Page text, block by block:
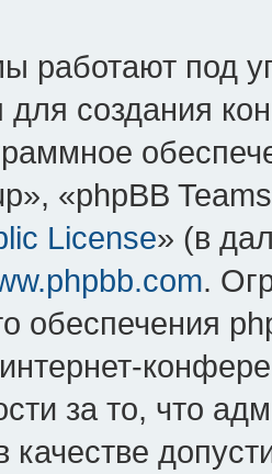
работают под
для создания
«phpBB
License» (в
.
обеспечения
за то, что
качестве